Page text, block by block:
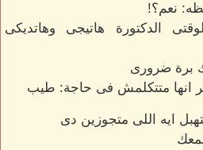
نعم؟!
الدكتورة هاتيجى وهاتديكى
برة ضرورى
انها متتكلمش فى حاجة: طيب
ايه اللى متجوزين دى